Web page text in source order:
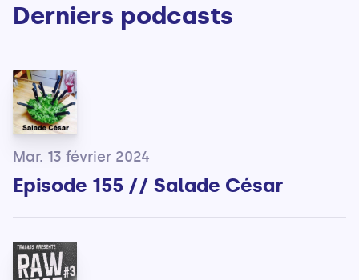
Derniers podcasts
Mar. 13 février 2024
Episode 155 // Salade César